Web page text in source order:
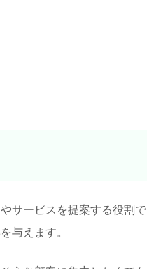
サービスを提案する役割で
与えます。